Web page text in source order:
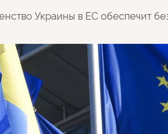
Украины в ЕС обеспечит